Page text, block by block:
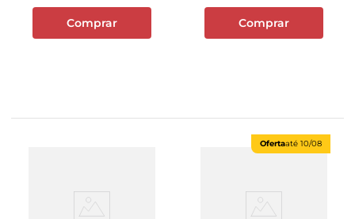
Comprar Comprar
Ofertaaté 10/08